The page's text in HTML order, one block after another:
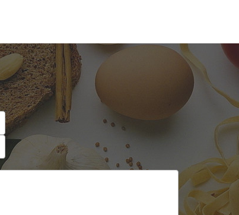
Lanchonetes
Peixes e Frutos do Mar
Pizzarias
Portuguesa